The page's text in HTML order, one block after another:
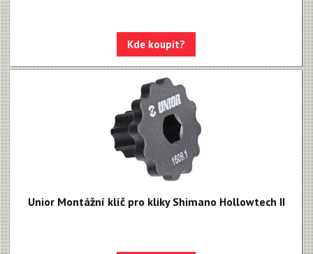
Kde koupit?
Unior Montážní klíč pro kliky Shimano Hollowtech II